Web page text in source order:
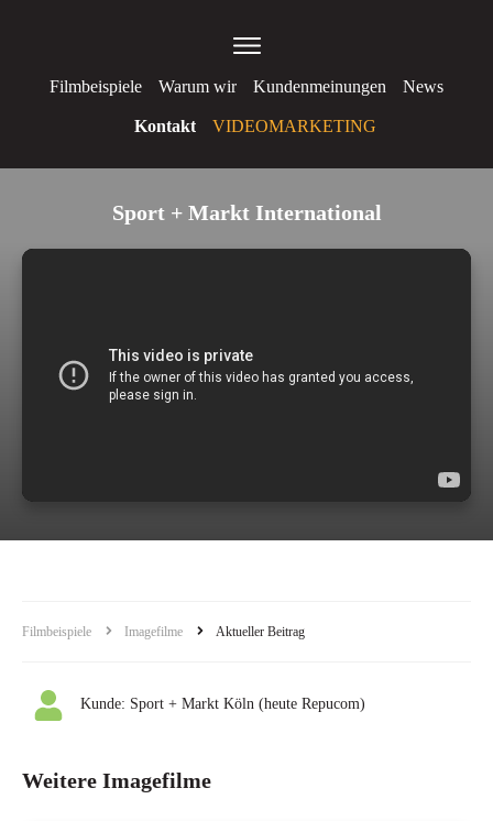
Filmbeispiele Warum wir Kundenmeinungen News
Kontakt VIDEOMARKETING
Sport + Markt International
Filmbeispiele Imagefilme Aktueller Beitrag
Kunde: Sport + Markt Köln (heute Repucom)
Weitere Imagefilme